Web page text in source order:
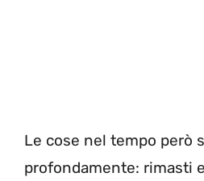
Le cose nel tempo però
profondamente: rimasti